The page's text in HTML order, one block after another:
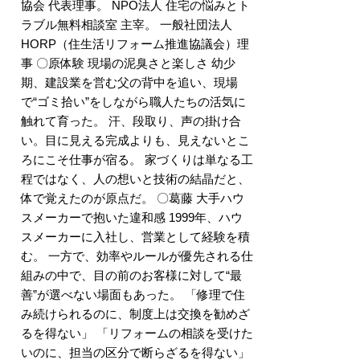
協会 代表理事。 NPO法人 住宅の悩みとト
ラブル無料相談室 主宰。 一般社団法人
HORP（住生活リフォーム推進協議会）理
事 〇原体験 現場の泥臭さと楽しさ 幼少
期、建設業を営む父の背中を追い、現場
で“ゴミ拾い”をしながら職人たちの活気に
触れて育った。 汗、段取り、声の掛け合
い。目に見える完成よりも、見えないとこ
ろにこそ仕事が宿る。 家づくりは単なる工
程ではなく、人の想いと技術の結晶だと、
体で覚えたのが原点だ。 〇葛藤 大手ハウ
スメーカーで抱いた違和感 1999年、ハウ
スメーカーに入社し、営業として経験を積
む。 一方で、効率やルールが優先される仕
組みの中で、目の前のお客様に対して“最
善”が選べない場面もあった。 「修理で住
み続けられるのに、制度上は交換を勧めざ
るを得ない」 「リフォームの相談を受けた
いのに、担当の区分で断らざるを得ない」